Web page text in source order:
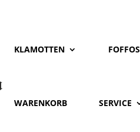
KLAMOTTEN FOFFOS
WARENKORB SERVICE